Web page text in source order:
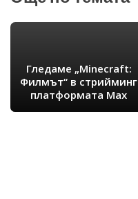
Гледаме „Minecraft:
Филмът“ в стрийминг
платформата Max